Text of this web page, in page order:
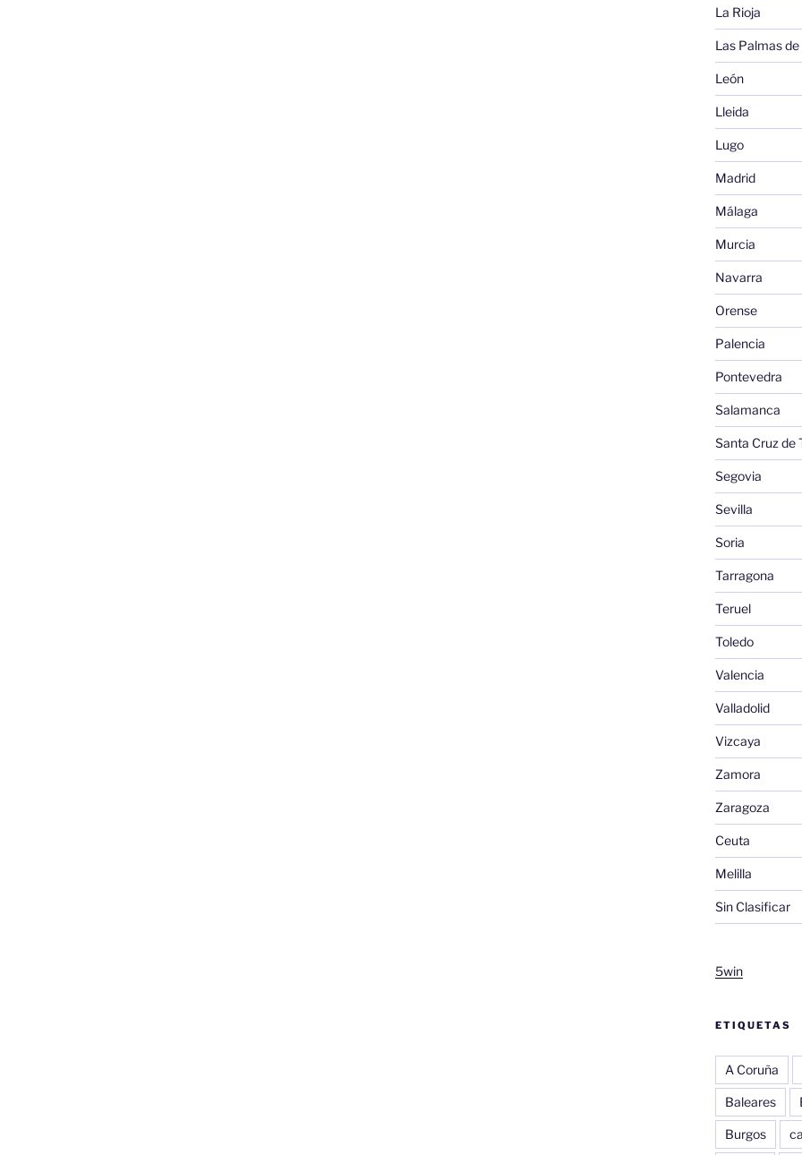
La Rioja
Las Palmas
León
Lleida
Lugo
Madrid
Málaga
Murcia
Navarra
Orense
Palencia
Pontevedra
Salamanca
Santa Cruz de
Segovia
Sevilla
Soria
Tarragona
Teruel
Toledo
Valencia
Valladolid
Vizcaya
Zamora
Zaragoza
Ceuta
Melilla
Sin Clasificar
5win
ETIQUETAS
A Coruña
Baleares
Burgos